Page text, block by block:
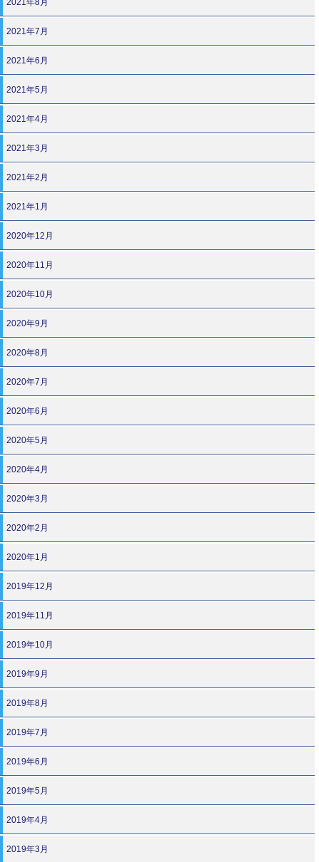
2021年8月
2021年7月
2021年6月
2021年5月
2021年4月
2021年3月
2021年2月
2021年1月
2020年12月
2020年11月
2020年10月
2020年9月
2020年8月
2020年7月
2020年6月
2020年5月
2020年4月
2020年3月
2020年2月
2020年1月
2019年12月
2019年11月
2019年10月
2019年9月
2019年8月
2019年7月
2019年6月
2019年5月
2019年4月
2019年3月